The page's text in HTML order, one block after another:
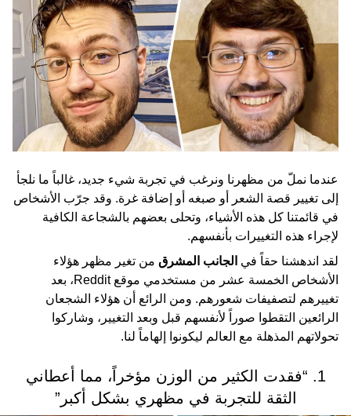
عندما نملّ من مظهرنا ونرغب في تجربة شيء جديد، غالباً ما نلجأ
إلى تغيير قصة الشعر أو صبغه أو إضافة غرة. وقد جرّب الأشخاص
في قائمتنا كل هذه الأشياء، وتحلى بعضهم بالشجاعة الكافية
لإجراء هذه التغييرات بأنفسهم.
لقد اندهشنا حقاً في الجانب المشرق من تغير مظهر هؤلاء
الأشخاص الخمسة عشر من مستخدمي موقع Reddit، بعد
تغييرهم لتصفيفات شعورهم. ومن الرائع أن هؤلاء الشجعان
الرائعين التقطوا صوراً لأنفسهم قبل وبعد التغيير، وشاركوا
تحولاتهم المذهلة مع العالم ليكونوا إلهاماً لنا.
1. “فقدت الكثير من الوزن مؤخراً، مما أعطاني
الثقة للتجربة في مظهري بشكل أكبر”